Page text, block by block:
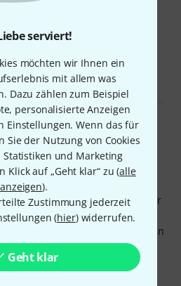
serviert!
möchten wir Ihnen ein
mit allem was
Dazu zählen zum Beispiel
personalisierte Anzeigen
Einstellungen. Wenn das für
Sie der Nutzung von Cookies
und Marketing
Klick auf „Geht klar“ zu (alle
anzeigen).
Zustimmung jederzeit
(hier) widerrufen.
Geht klar
Eindruck. Die
MELDEN
21.01.2023
und das Kabel macht einen sehr
Kabel aufschrauben kann. Man
verkürzen, wenn man eine